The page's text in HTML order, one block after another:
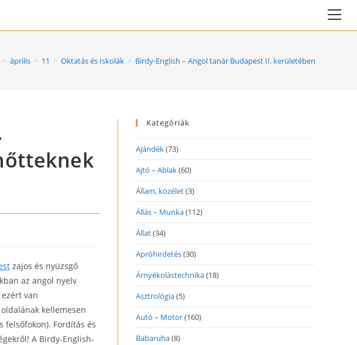
> április > 11 > Oktatás és Iskolák > Birdy-English – Angol tanár Budapest II. kerületében, angol
zajos és nyüzsgő
az angol nyelv
van
kellemesen
felsőfokon). Fordítás és
A Birdy-English-
Kategóriák
Ajándék(73)
Ajtó – Ablak(60)
Állam, közélet(3)
Állás – Munka(112)
Állat(34)
Apróhirdetés(30)
Árnyékolástechnika(18)
Asztrológia(5)
Autó – Motor(160)
Babaruha(8)